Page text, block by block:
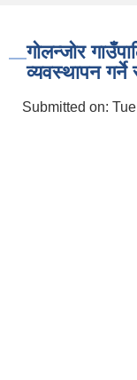
गोलन्जोर
व्यवस्थापन गर्ने
Submitted on: